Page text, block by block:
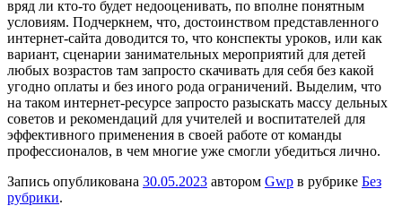
вряд ли кто-то будет недооценивать, по вполне понятным
условиям. Подчеркнем, что, достоинством представленного
интернет-сайта доводится то, что конспекты уроков, или как
вариант, сценарии занимательных мероприятий для детей
любых возрастов там запросто скачивать для себя без какой
угодно оплаты и без иного рода ограничений. Выделим, что
на таком интернет-ресурсе запросто разыскать массу дельных
советов и рекомендаций для учителей и воспитателей для
эффективного применения в своей работе от команды
профессионалов, в чем многие уже смогли убедиться лично.
Запись опубликована 30.05.2023 автором Gwp в рубрике Без
рубрики.